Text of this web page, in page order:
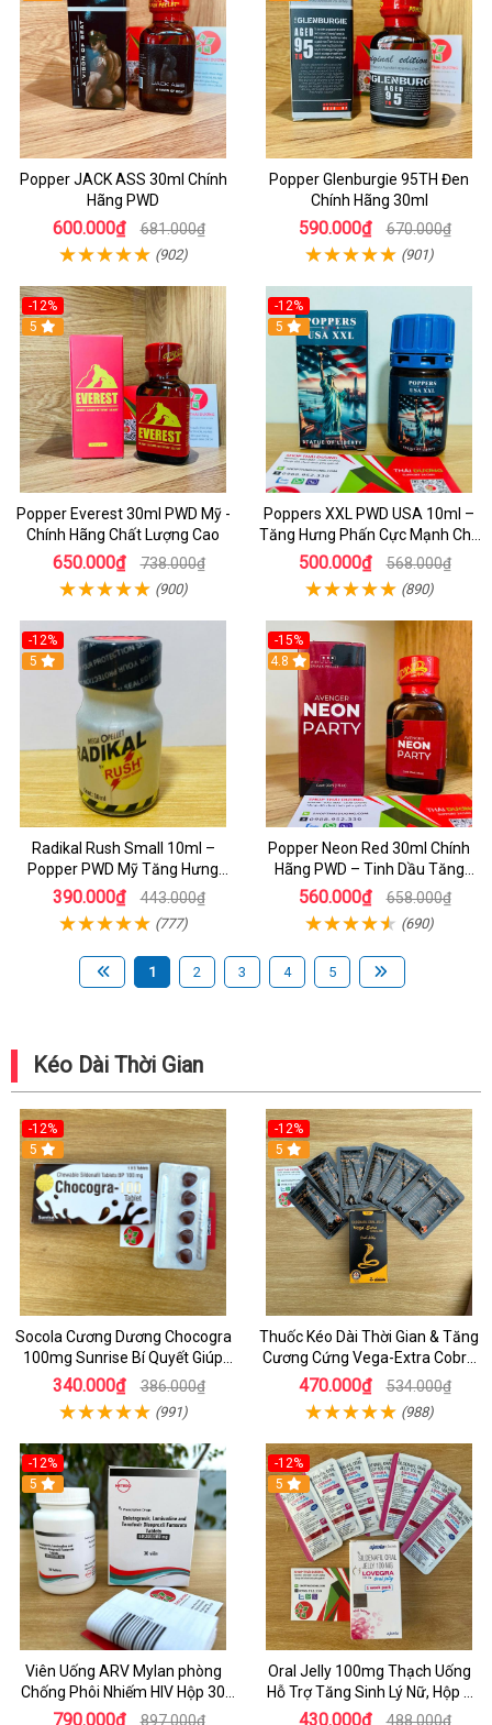
Popper JACK ASS 30ml Chính
Hãng PWD
600.000₫ 681.000₫
(902)
Popper Glenburgie 95TH Đen
Chính Hãng 30ml
590.000₫ 670.000₫
(901)
-12%
5
Popper Everest 30ml PWD Mỹ -
Chính Hãng Chất Lượng Cao
650.000₫ 738.000₫
(900)
-12%
5
Poppers XXL PWD USA 10ml –
Tăng Hưng Phấn Cực Mạnh Cho
Top Bot Khi Yêu
500.000₫ 568.000₫
(890)
-12%
5
Radikal Rush Small 10ml –
Popper PWD Mỹ Tăng Hưng
Phấn, Kích Thích Cực Mạnh Cho
Cuộc Yêu
390.000₫ 443.000₫
(777)
-15%
4.8
Popper Neon Red 30ml Chính
Hãng PWD – Tinh Dầu Tăng
Hưng Phấn Cực Mạnh Cho Bot
560.000₫ 658.000₫
(690)
1 2 3 4 5
Kéo Dài Thời Gian
-12%
5
Socola Cương Dương Chocogra
100mg Sunrise Bí Quyết Giúp
Nam Giới Sung Mãn
340.000₫ 386.000₫
(991)
-12%
5
Thuốc Kéo Dài Thời Gian & Tăng
Cương Cứng Vega-Extra Cobra
200mg Oral Jelly Chính Hãng
470.000₫ 534.000₫
(988)
-12%
5
Viên Uống ARV Mylan phòng
Chống Phôi Nhiếm HIV Hộp 30
viên
790.000₫ 897.000₫
-12%
5
Oral Jelly 100mg Thạch Uống
Hỗ Trợ Tăng Sinh Lý Nữ, Hộp 7
Gói
430.000₫ 488.000₫